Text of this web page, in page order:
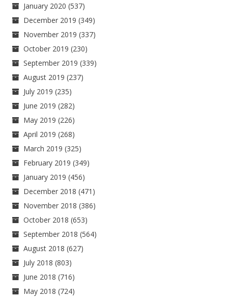
January 2020 (537)
December 2019 (349)
November 2019 (337)
October 2019 (230)
September 2019 (339)
August 2019 (237)
July 2019 (235)
June 2019 (282)
May 2019 (226)
April 2019 (268)
March 2019 (325)
February 2019 (349)
January 2019 (456)
December 2018 (471)
November 2018 (386)
October 2018 (653)
September 2018 (564)
August 2018 (627)
July 2018 (803)
June 2018 (716)
May 2018 (724)